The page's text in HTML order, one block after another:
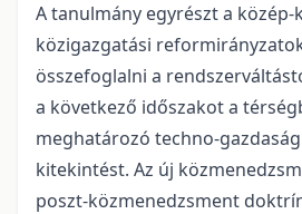
A tanulmány egyrészt a
közigazgatási
összefoglalni a
a következő időszakot a
meghatározó techno-
kitekintést. Az új
poszt-közmenedzsment